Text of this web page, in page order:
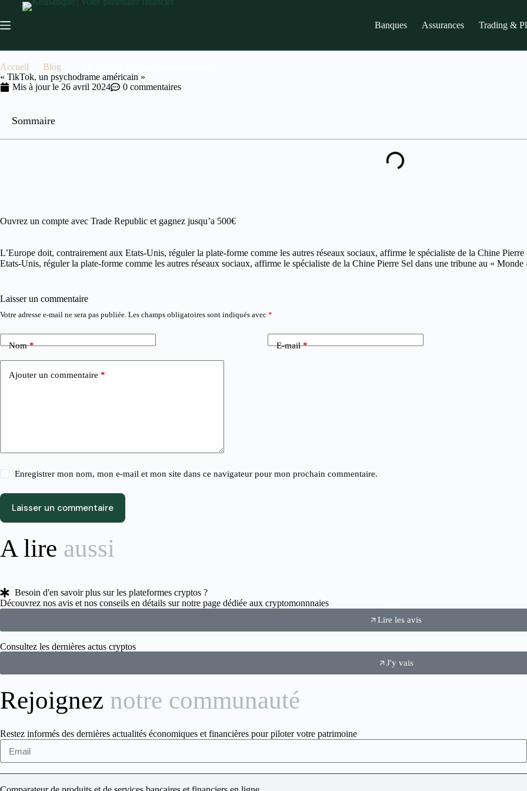
Banques Assurances Trading &
Accueil Blog
« TikTok, un psychodrame américain »
Mis à jour le 26 avril 2024 0 commentaires
Sommaire
Ouvrez un compte avec Trade Republic et gagnez jusqu’a 500€
L’Europe doit, contrairement aux Etats-Unis, réguler la plate-forme comme les autres réseaux sociaux, affirme le spécialiste de la Chine
Etats-Unis, réguler la plate-forme comme les autres réseaux sociaux, affirme le spécialiste de la Chine Pierre Sel dans une tribune au « Monde
Laisser un commentaire
Votre adresse e-mail ne sera pas publiée. Les champs obligatoires sont indiqués avec *
Nom* E-mail*
Ajouter un commentaire *
Enregistrer mon nom, mon e-mail et mon site dans ce navigateur pour mon prochain commentaire.
Laisser un commentaire
A lire aussi
Besoin d'en savoir plus sur les plateformes cryptos ?
Découvrez nos avis et nos conseils en détails sur notre page dédiée aux cryptomonnnaies
Lire les avis
Consultez les dernières actus cryptos
J'y vais
Rejoignez notre communauté
Restez informés des dernières actualités économiques et financières pour piloter votre patrimoine